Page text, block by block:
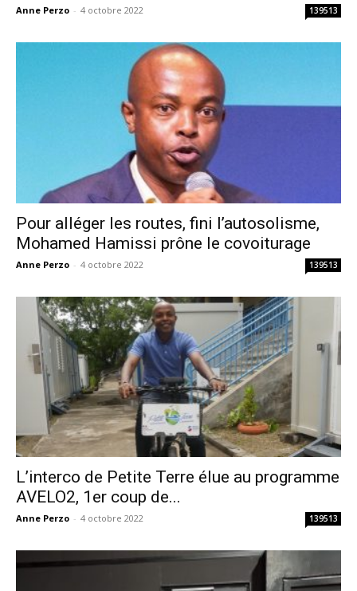
Anne Perzo - 4 octobre 2022 139513
Pour alléger les routes, fini l’autosolisme,
Mohamed Hamissi prône le covoiturage
Anne Perzo - 4 octobre 2022 139513
L’interco de Petite Terre élue au programme
AVELO2, 1er coup de...
Anne Perzo - 4 octobre 2022 139513